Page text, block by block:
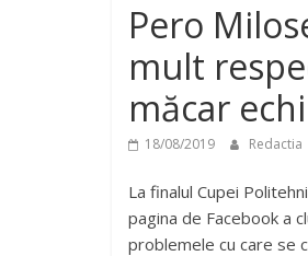
Pero
mult
măcar
18/08/2019 Redactia
La finalul Cupei
pagina de Facebook a
problemele cu care se